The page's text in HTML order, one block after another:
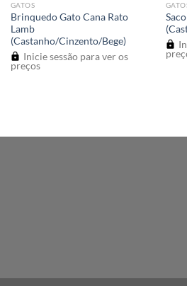
GATOS
Brinquedo Gato Cana Rato
Lamb
(Castanho/Cinzento/Bege)
Inicie sessão para ver os
preços